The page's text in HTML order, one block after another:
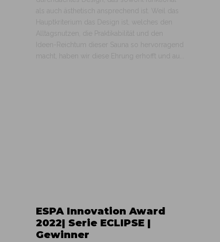
als auch ästhetisch ansprechend ist. Weil das
Hauptkriterium das Design ist, welches den
Alltagsnutzen, die Praktikabilität und den
Ideen-Reichtum dieser Sauna so hervorragend
macht, haben wir diese Ehrung erhofft und au...
ESPA Innovation Award
2022| Serie ECLIPSE |
Gewinner